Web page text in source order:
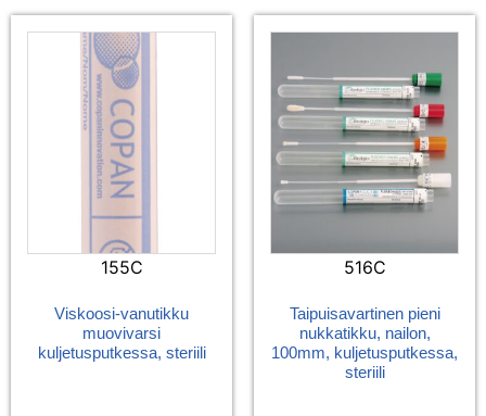
155C
Viskoosi-vanutikku
muovivarsi
kuljetusputkessa, steriili
516C
Taipuisavartinen pieni
nukkatikku, nailon,
100mm, kuljetusputkessa,
steriili